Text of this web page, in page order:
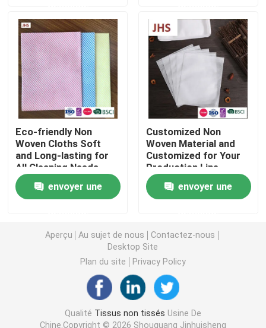
Tissus non tissés
Rouleau jumbo non tissé
Nappe non-tissée
Tissu de nettoyage ménager
Chiffons de nettoyage de Spunlace
Chiffons de nettoyage jetables
Essuie-glaces pour les services alimentaires
Seringues de cuisine jetables
Eco-friendly Non
Woven Cloths Soft
and Long-lasting for
All Cleaning Needs
envoyer une
Customized Non
Woven Material and
Customized for Your
Production Line
Efficiency
envoyer une
Aperçu Au sujet de nous
Contactez-nous
Desktop Site
Plan du site
Privacy Policy
Qualité Tissus non tissés Usine De
Chine.Copyright © 2026 Shouguang Jinhuisheng